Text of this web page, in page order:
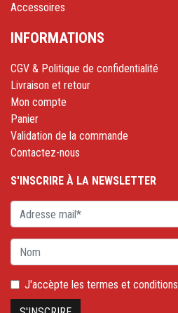
Accessoires
INFORMATIONS
CGV & Politique de confidentialité
Livraison et retour
Mon compte
Panier
Validation de la commande
Contactez-nous
S'INSCRIRE À LA NEWSLETTER
J'accèpte les termes et conditions